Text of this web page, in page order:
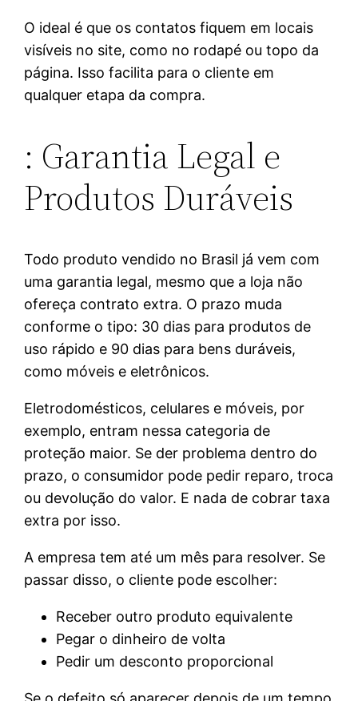
O ideal é que os contatos fiquem em locais
visíveis no site, como no rodapé ou topo da
página. Isso facilita para o cliente em
qualquer etapa da compra.
: Garantia Legal e
Produtos Duráveis
Todo produto vendido no Brasil já vem com
uma garantia legal, mesmo que a loja não
ofereça contrato extra. O prazo muda
conforme o tipo: 30 dias para produtos de
uso rápido e 90 dias para bens duráveis,
como móveis e eletrônicos.
Eletrodomésticos, celulares e móveis, por
exemplo, entram nessa categoria de
proteção maior. Se der problema dentro do
prazo, o consumidor pode pedir reparo, troca
ou devolução do valor. E nada de cobrar taxa
extra por isso.
A empresa tem até um mês para resolver. Se
passar disso, o cliente pode escolher:
Receber outro produto equivalente
Pegar o dinheiro de volta
Pedir um desconto proporcional